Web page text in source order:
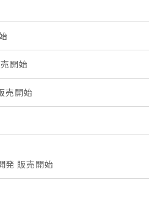
開始
売開始
発 販売開始